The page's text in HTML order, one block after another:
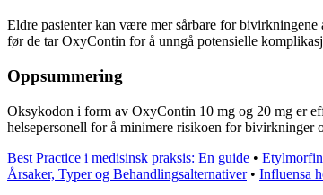
Eldre pasienter kan være mer sårbare for
før de tar OxyContin for å unngå potensielle
Oppsummering
Oksykodon i form av OxyContin 10 mg og 20 mg er
helsepersonell for å minimere risikoen for bivirkninger
Best Practice i medisinsk praksis: En guide •
Årsaker, Typer og Behandlingsalternativer• Influensa